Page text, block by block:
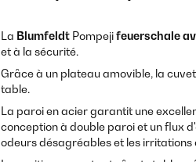
La Blumfeldt Pompejifeuerschale
et à la sécurité.
Grâce à un plateau amovible, la
table.
La paroi en acier garantit une
conception à double paroi et un flux
odeurs désagréables et les irritations